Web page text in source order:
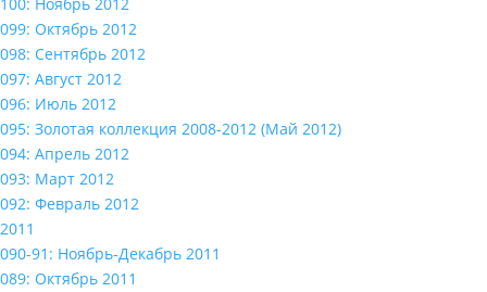
099: Октябрь 2012
098: Сентябрь 2012
097: Август 2012
096: Июль 2012
095: Золотая коллекция 2008-2012 (Май 2012)
094: Апрель 2012
093: Март 2012
092: Февраль 2012
2011
090-91: Ноябрь-Декабрь 2011
089: Октябрь 2011